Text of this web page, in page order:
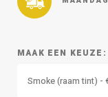
MAAK EEN KEUZE:
Smoke (raam tint) -